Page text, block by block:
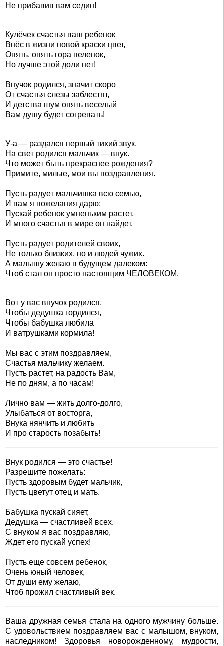
Не прибавив вам седин!
Кулёчек счастья ваш ребенок
Внёс в жизни новой краски цвет,
Опять, опять гора пеленок,
Но лучше этой доли нет!
Внучок родился, значит скоро
От счастья слезы заблестят,
И детства шум опять веселый
Вам душу будет согревать!
У-а — раздался первый тихий звук,
На свет родился мальчик — внук.
Что может быть прекраснее рождения?
Примите, милые, мои вы поздравления.
Пусть радует мальчишка всю семью,
И вам я пожелания дарю:
Пускай ребенок умненьким растет,
И много счастья в мире он найдет.
Пусть радует родителей своих,
Не только близких, но и людей чужих.
А малышу желаю в будущем далеком:
Чтоб стал он просто настоящим ЧЕЛОВЕКОМ.
Вот у вас внучок родился,
Чтобы дедушка гордился,
Чтобы бабушка любила
И ватрушками кормила!
Мы вас с этим поздравляем,
Счастья мальчику желаем.
Пусть растет, на радость Вам,
Не по дням, а по часам!
Лично вам — жить долго-долго,
Улыбаться от восторга,
Внука нянчить и любить
И про старость позабыть!
Внук родился — это счастье!
Разрешите пожелать:
Пусть здоровым будет мальчик,
Пусть цветут отец и мать.
Бабушка пускай сияет,
Дедушка — счастливей всех.
С внуком я вас поздравляю,
Ждет его пускай успех!
Пусть еще совсем ребенок,
Очень юный человек,
От души ему желаю,
Чтоб прожил счастливый век.
Ваша дружная семья стала на одного мужчину больше.
С удовольствием поздравляем вас с малышом, внуком,
наследником! Здоровья новорожденному, мудрости,